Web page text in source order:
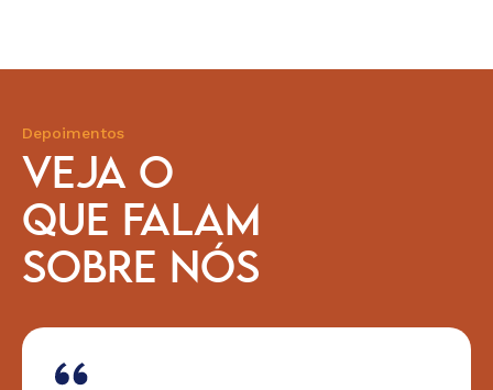
Depoimentos
VEJA O
QUE FALAM
SOBRE NÓS